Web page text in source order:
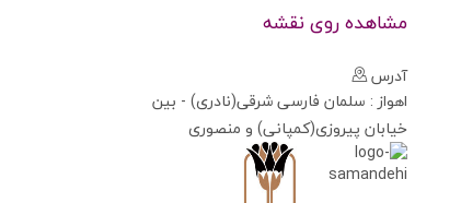
مشاهده روی نقشه
آدرس
اهواز : سلمان فارسی شرقی(نادری) - بین
خیابان پیروزی(کمپانی) و منصوری